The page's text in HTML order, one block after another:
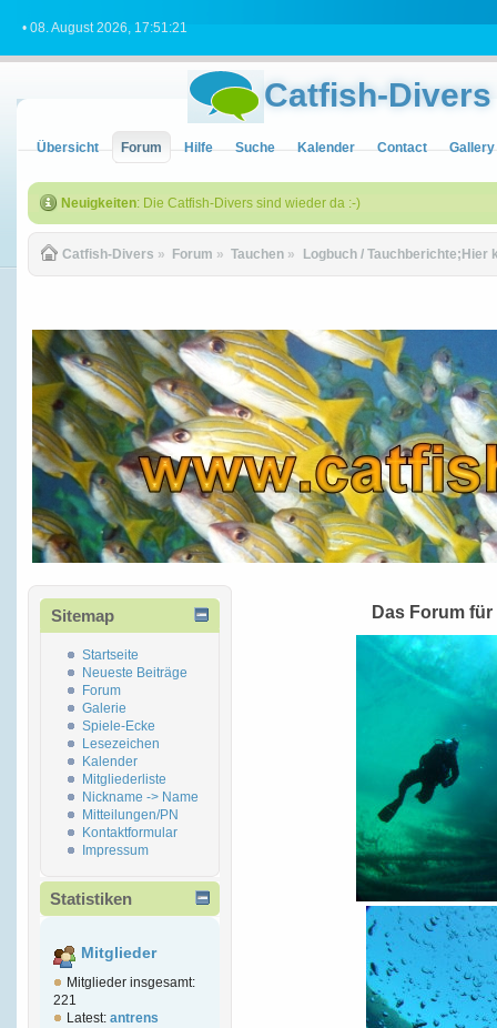
• 08. August 2026, 17:51:21
Catfish-Divers
Übersicht Forum Hilfe Suche Kalender Contact Gallery
Neuigkeiten: Die Catfish-Divers sind wieder da :-)
Catfish-Divers » Forum » Tauchen » Logbuch / Tauchberichte;Hier
Sitemap
Startseite
Neueste Beiträge
Forum
Galerie
Spiele-Ecke
Lesezeichen
Kalender
Mitgliederliste
Nickname -> Name
Mitteilungen/PN
Kontaktformular
Impressum
Statistiken
Mitglieder
Mitglieder insgesamt:
221
Latest: antrens
Das Forum